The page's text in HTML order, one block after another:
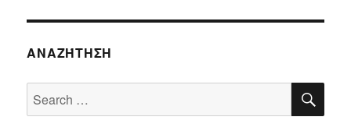
ΑΝΑΖΉΤΗΣΗ
Search
for: